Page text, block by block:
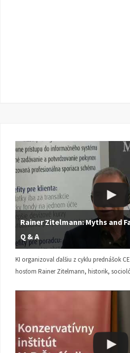
Rainer Zitelmann: Myths and
Q & A
KI organizoval ďalšiu z cyklu prednášok
hosťom Rainer Zitelmann, historik,